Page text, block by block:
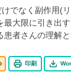
でなく副作用(
最大限に引き出
者さんの理解と
印刷